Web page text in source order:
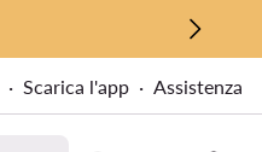
Scarica l'app Assistenza